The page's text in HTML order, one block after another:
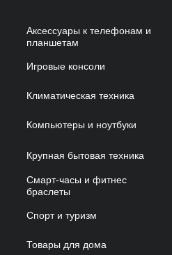
Аксессуары к телефонам и
планшетам
Игровые консоли
Климатическая техника
Компьютеры и ноутбуки
Крупная бытовая техника
Смарт-часы и фитнес
браслеты
Спорт и туризм
Товары для дома